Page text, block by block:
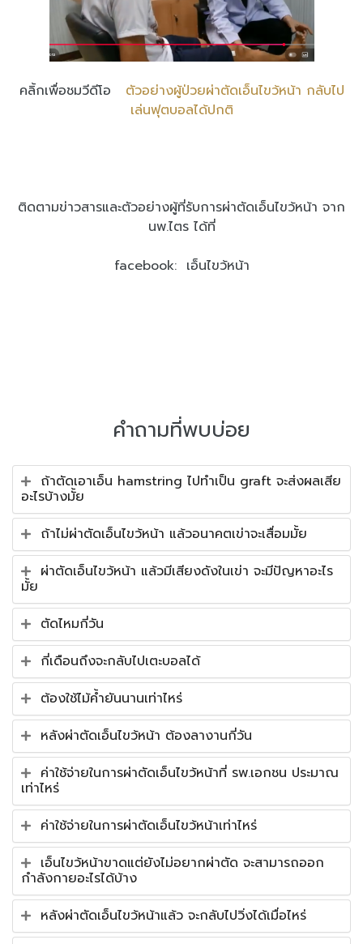
คลิ้กเพื่อชมวีดีโอ ตัวอย่างผู้ป่วยผ่าตัดเอ็นไขว้หน้า กลับไป
เล่นฟุตบอลได้ปกติ
ติดตามข่าวสารและตัวอย่างผู้ที่รับการผ่าตัดเอ็นไขว้หน้า จาก
นพ.ไตร ได้ที่
facebook: เอ็นไขว้หน้า
คำถามที่พบบ่อย
ถ้าตัดเอาเอ็น hamstring ไปทำเป็น graft จะส่งผลเสีย
อะไรบ้างมั้ย
ถ้าไม่ผ่าตัดเอ็นไขว้หน้า แล้วอนาคตเข่าจะเสื่อมมั้ย
ผ่าตัดเอ็นไขว้หน้า แล้วมีเสียงดังในเข่า จะมีปัญหาอะไร
มั้ย
ตัดไหมกี่วัน
กี่เดือนถึงจะกลับไปเตะบอลได้
ต้องใช้ไม้ค้ำยันนานเท่าไหร่
หลังผ่าตัดเอ็นไขว้หน้า ต้องลางานกี่วัน
ค่าใช้จ่ายในการผ่าตัดเอ็นไขว้หน้าที่ รพ.เอกชน ประมาณ
เท่าไหร่
ค่าใช้จ่ายในการผ่าตัดเอ็นไขว้หน้าเท่าไหร่
เอ็นไขว้หน้าขาดแต่ยังไม่อยากผ่าตัด จะสามารถออก
กำลังกายอะไรได้บ้าง
หลังผ่าตัดเอ็นไขว้หน้าแล้ว จะกลับไปวิ่งได้เมื่อไหร่